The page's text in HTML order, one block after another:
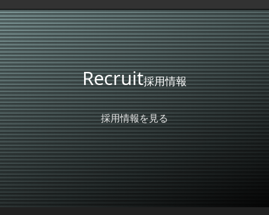
Recruit採用情報
採用情報を見る